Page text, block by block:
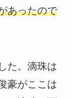
あったので
た。滴珠は
豪がここは